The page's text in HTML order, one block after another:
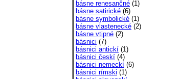
básne renesančné (1)
básne satirické (6)
básne symbolické (1)
básne vlastenecké (2)
básne vtipné (2)
básnici (7)
básnici antickí (1)
básnici českí (4)
básnici nemeckí (6)
básnici rímski (1)